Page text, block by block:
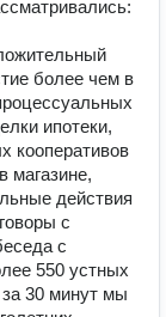
более чем в
ипотеки,
кооперативов
магазине,
действия
с
с
550 устных
за 30 минут мы